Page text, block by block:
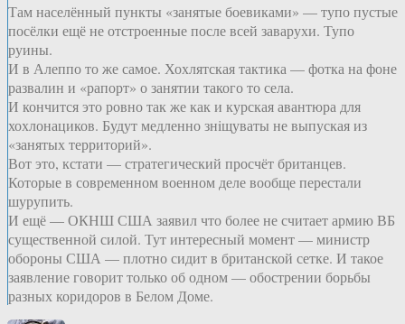
Там населённый пункты «занятые боевиками» — тупо пустые
посёлки ещё не отстроенные после всей заварухи. Тупо
руины.
И в Алеппо то же самое. Хохлятская тактика — фотка на фоне
развалин и «рапорт» о занятии такого то села.
И кончится это ровно так же как и курская авантюра для
хохлонациков. Будут медленно знiщуваты не выпуская из
«занятых территорий».
Вот это, кстати — стратегический просчёт британцев.
Которые в современном военном деле вообще перестали
шурупить.
И ещё — ОКНШ США заявил что более не считает армию ВБ
существенной силой. Тут интересный момент — министр
обороны США — плотно сидит в британской сетке. И такое
заявление говорит только об одном — обострении борьбы
разных коридоров в Белом Доме.